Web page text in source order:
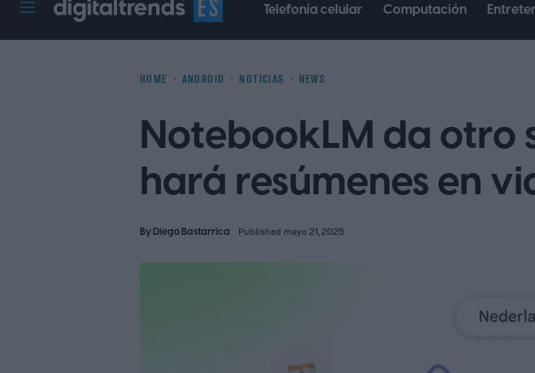
Telefonía celular Computación
HOME ANDROID NOTICIAS NEWS
NotebookLM da otro
hará resúmenes en
ByDiego Bastarrica Published mayo 21, 2025